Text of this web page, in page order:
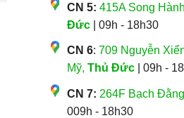
CN 5: 415A Song
Đức| 09h - 18h30
CN 6: 709 Nguyễn
Mỹ, Thủ Đức| 09h -
CN 7: 264F Bạch
009h - 18h30